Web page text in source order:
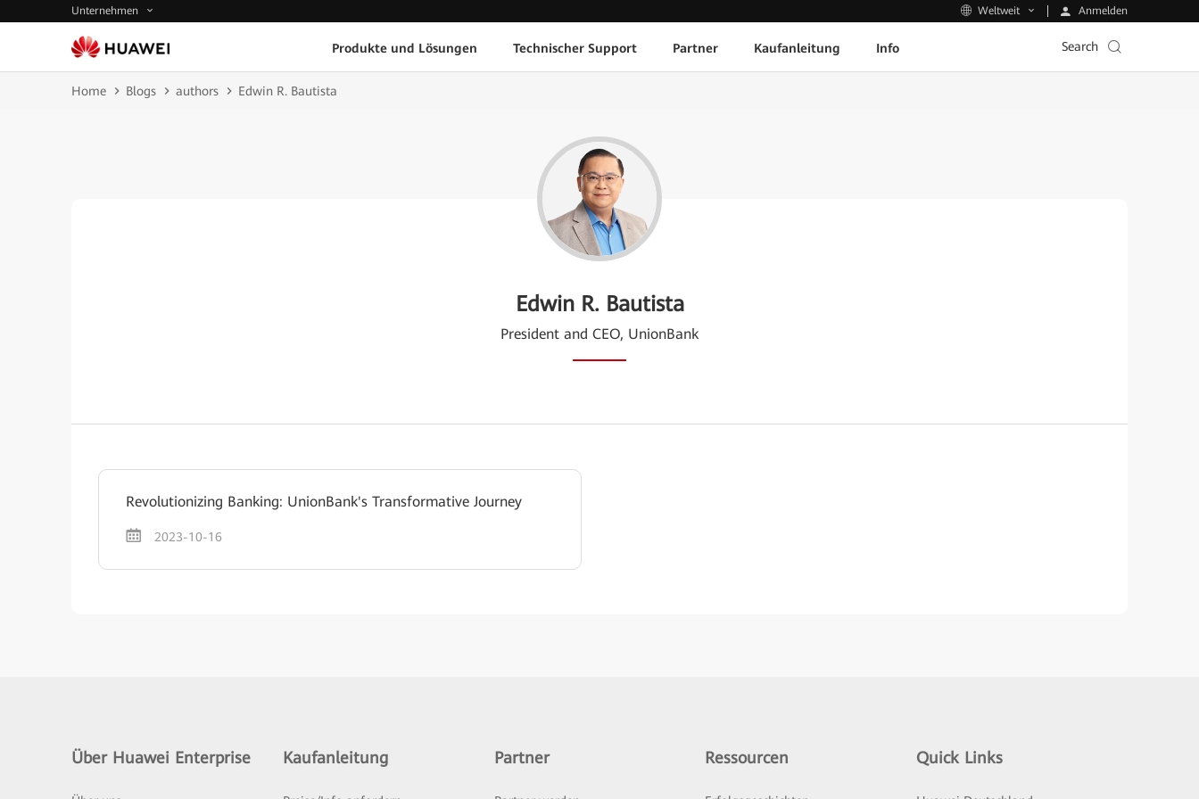
Unternehmen Weltweit Anmelden
Produkte und Lösungen Technischer Support Partner Kaufanleitung Info Search
Home Blogs authors Edwin R. Bautista
Edwin R. Bautista
President and CEO, UnionBank
Revolutionizing Banking: UnionBank's Transformative Journey
2023-10-16
Über Huawei Enterprise Kaufanleitung Partner Ressourcen Quick Links